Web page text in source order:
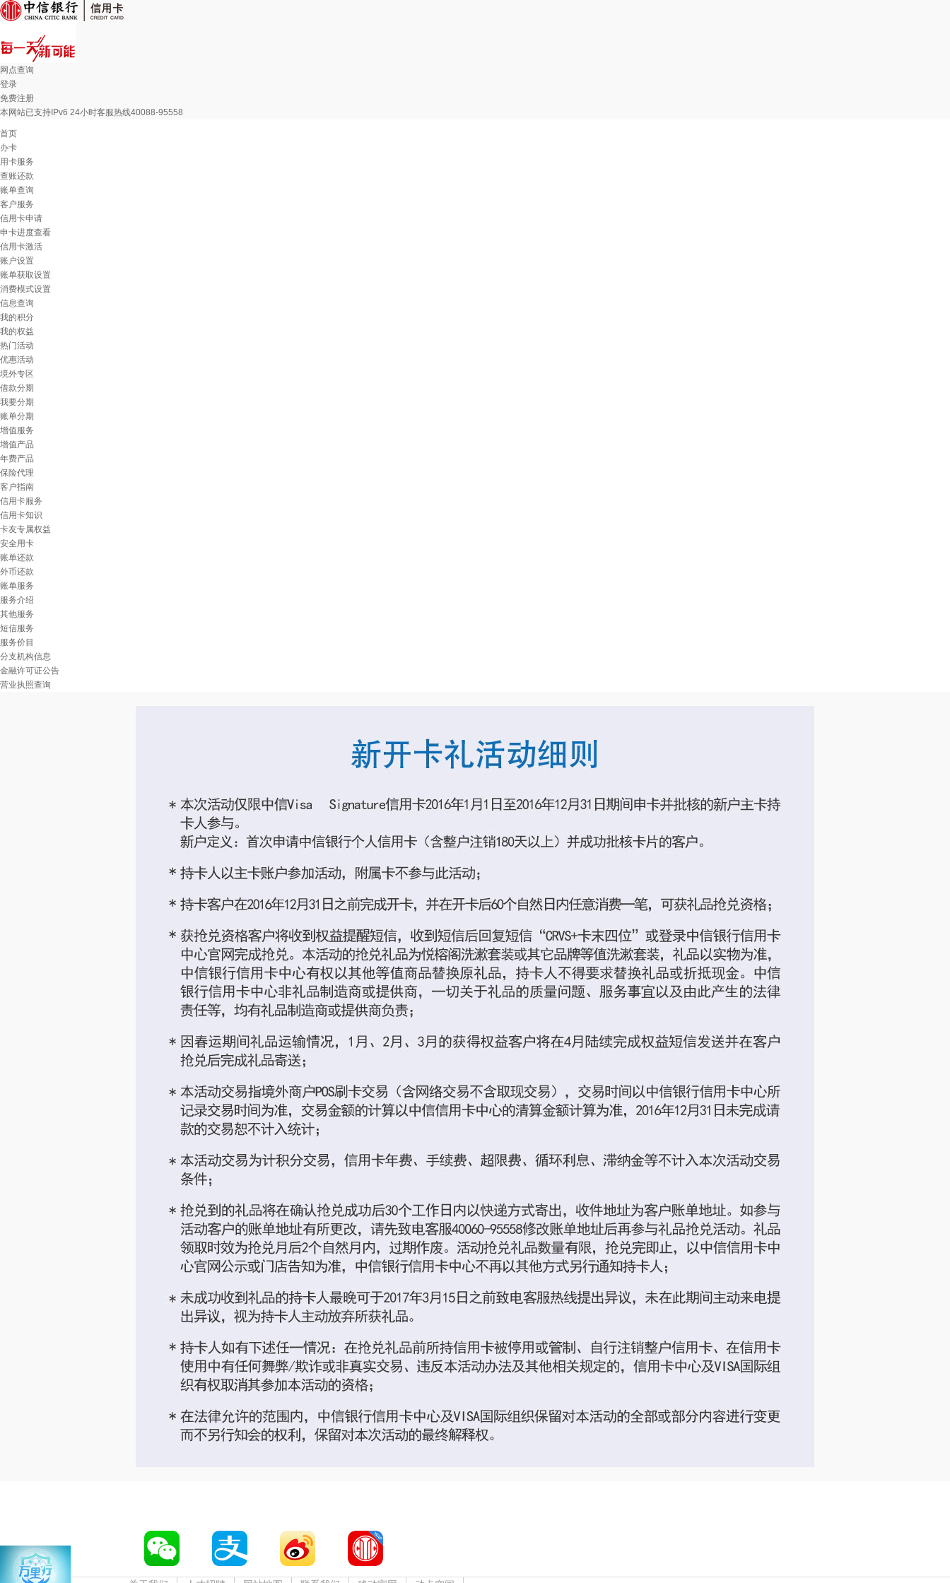
网点查询
登录
免费注册
本网站已支持IPv6 24小时客服热线40088-95558
首页
办卡
用卡服务
查账还款
账单查询
客户服务
信用卡申请
申卡进度查看
信用卡激活
账户设置
账单获取设置
消费模式设置
信息查询
我的积分
我的权益
热门活动
优惠活动
境外专区
借款分期
我要分期
账单分期
增值服务
增值产品
年费产品
保险代理
客户指南
信用卡服务
信用卡知识
卡友专属权益
安全用卡
账单还款
外币还款
账单服务
服务介绍
其他服务
短信服务
服务价目
分支机构信息
金融许可证公告
营业执照查询